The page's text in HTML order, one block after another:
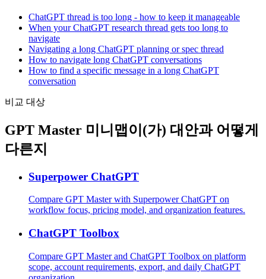
ChatGPT thread is too long - how to keep it manageable
When your ChatGPT research thread gets too long to
navigate
Navigating a long ChatGPT planning or spec thread
How to navigate long ChatGPT conversations
How to find a specific message in a long ChatGPT
conversation
비교 대상
GPT Master 미니맵이(가) 대안과 어떻게
다른지
Superpower ChatGPT
Compare GPT Master with Superpower ChatGPT on
workflow focus, pricing model, and organization features.
ChatGPT Toolbox
Compare GPT Master and ChatGPT Toolbox on platform
scope, account requirements, export, and daily ChatGPT